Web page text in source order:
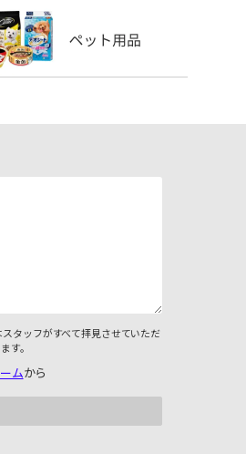
タッフがすべて拝見させていただ
す。
ムから